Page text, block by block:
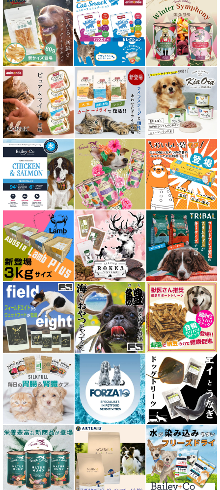
おやつ全アイテム
素材そのまま
アイファクトリーおやつ
アタスキャット Aatas Cat
アディクション Addiction
アニモンダ ANIMONDA
アマノヴァ Amanova
アルモネイチャー almo nature
アンブロシア AMBROSIA
アートゥー AATU
アーテミス ARTEMIS
イティ iti
ウェルネス ヘルシーバランス
ウルフブラット WOLFSBLUT
エーワン AWAN DOG FOOD
エーにゃん Anyan 猫用おやつ
エクイリブリア EQUILIBRIA
エンパイア EMPIRE
オージー ラム プラス Aussie Lamb Plus
カントリーロード Country Roads
キアオラ kiaora